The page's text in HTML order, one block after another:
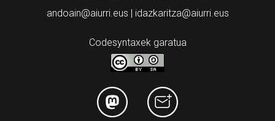
andoain@aiurri.eus | idazkaritza@aiurri.eus
Codesyntaxek garatua